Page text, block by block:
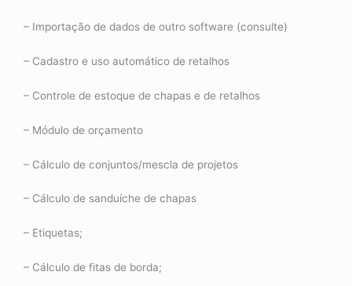
– Importação de dados de outro software (consulte)
– Cadastro e uso automático de retalhos
– Controle de estoque de chapas e de retalhos
– Módulo de orçamento
– Cálculo de conjuntos/mescla de projetos
– Cálculo de sanduíche de chapas
– Etiquetas;
– Cálculo de fitas de borda;